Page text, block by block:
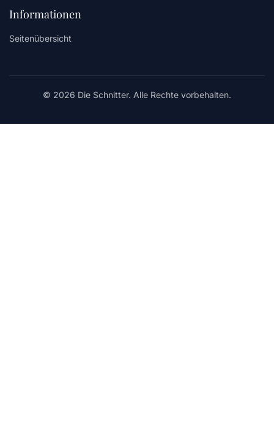
Informationen
Seitenübersicht
© 2026 Die Schnitter. Alle Rechte vorbehalten.